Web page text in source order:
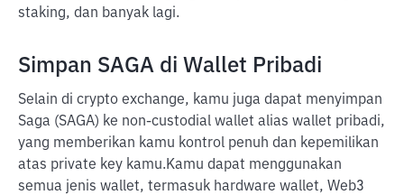
staking, dan banyak lagi.
Simpan SAGA di Wallet Pribadi
Selain di crypto exchange, kamu juga dapat menyimpan
Saga (SAGA) ke non-custodial wallet alias wallet pribadi,
yang memberikan kamu kontrol penuh dan kepemilikan
atas private key kamu.Kamu dapat menggunakan
semua jenis wallet, termasuk hardware wallet, Web3